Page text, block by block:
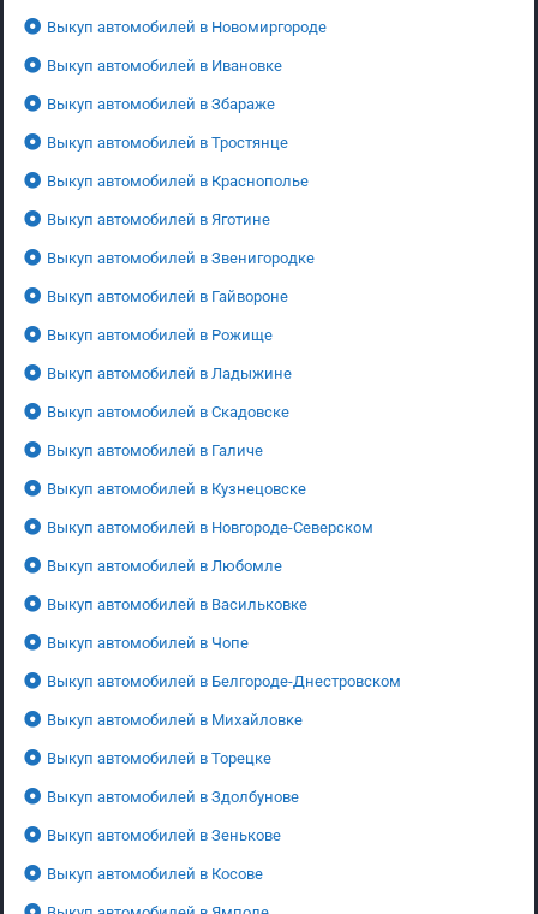
Выкуп автомобилей в Новомиргороде
Выкуп автомобилей в Ивановке
Выкуп автомобилей в Збараже
Выкуп автомобилей в Тростянце
Выкуп автомобилей в Краснополье
Выкуп автомобилей в Яготине
Выкуп автомобилей в Звенигородке
Выкуп автомобилей в Гайвороне
Выкуп автомобилей в Рожище
Выкуп автомобилей в Ладыжине
Выкуп автомобилей в Скадовске
Выкуп автомобилей в Галиче
Выкуп автомобилей в Кузнецовске
Выкуп автомобилей в Новгороде-Северском
Выкуп автомобилей в Любомле
Выкуп автомобилей в Васильковке
Выкуп автомобилей в Чопе
Выкуп автомобилей в Белгороде-Днестровском
Выкуп автомобилей в Михайловке
Выкуп автомобилей в Торецке
Выкуп автомобилей в Здолбунове
Выкуп автомобилей в Зенькове
Выкуп автомобилей в Косове